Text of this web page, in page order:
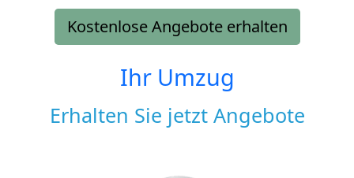
Kostenlose Angebote erhalten
Ihr Umzug
Erhalten Sie jetzt Angebote